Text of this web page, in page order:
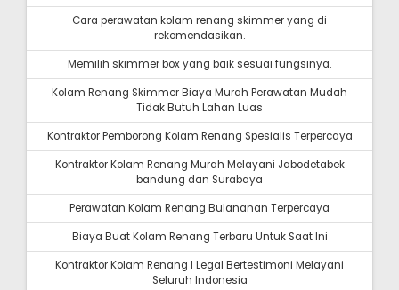
Cara perawatan kolam renang skimmer yang di
rekomendasikan.
Memilih skimmer box yang baik sesuai fungsinya.
Kolam Renang Skimmer Biaya Murah Perawatan Mudah
Tidak Butuh Lahan Luas
Kontraktor Pemborong Kolam Renang Spesialis Terpercaya
Kontraktor Kolam Renang Murah Melayani Jabodetabek
bandung dan Surabaya
Perawatan Kolam Renang Bulananan Terpercaya
Biaya Buat Kolam Renang Terbaru Untuk Saat Ini
Kontraktor Kolam Renang I Legal Bertestimoni Melayani
Seluruh Indonesia